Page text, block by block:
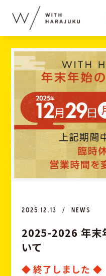
2025.12.13 NEWS
2025-2026 年末
いて
◆ 終了しました ◆